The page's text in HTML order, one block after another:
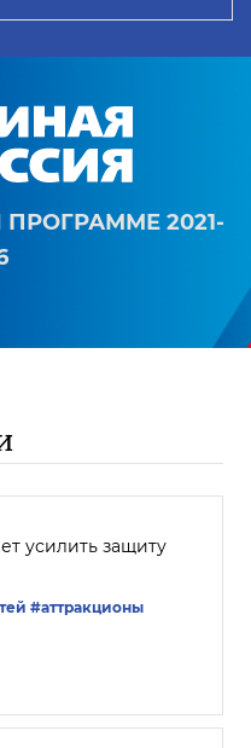
2021-
усилить защиту
#аттракционы